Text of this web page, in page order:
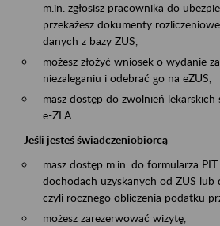
m.in. zgłosisz pracownika do
przekażesz dokumenty
danych z bazy ZUS,
możesz złożyć wniosek o wydanie
niezaleganiu i odebrać go na eZUS,
masz dostęp do zwolnień
e-ZLA
Jeśli jesteś świadczeniobiorcą
masz dostęp m.in. do formularza
dochodach uzyskanych od ZUS lub
czyli rocznego obliczenia podatku
możesz zarezerwować wizytę,